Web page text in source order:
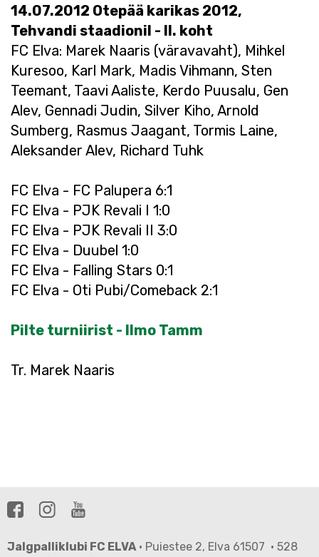
14.07.2012 Otepää karikas 2012,
Tehvandi staadionil - II. koht
FC Elva: Marek Naaris (väravavaht), Mihkel
Kuresoo, Karl Mark, Madis Vihmann, Sten
Teemant, Taavi Aaliste, Kerdo Puusalu, Gen
Alev, Gennadi Judin, Silver Kiho, Arnold
Sumberg, Rasmus Jaagant, Tormis Laine,
Aleksander Alev, Richard Tuhk
FC Elva - FC Palupera 6:1
FC Elva - PJK Revali I 1:0
FC Elva - PJK Revali II 3:0
FC Elva - Duubel 1:0
FC Elva - Falling Stars 0:1
FC Elva - Oti Pubi/Comeback 2:1
Pilte turniirist - Ilmo Tamm
Tr. Marek Naaris
Jalgpalliklubi FC ELVA· Puiestee 2, Elva 61507 · 528